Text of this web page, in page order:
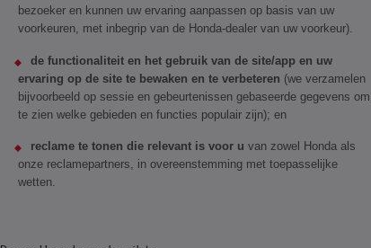
bezoeker en kunnen uw ervaring aanpassen op basis van uw
voorkeuren, met inbegrip van de Honda-dealer van uw voorkeur).
de functionaliteit en het gebruik van de site/app en uw
ervaring op de site te bewaken en te verbeteren (we verzamelen
bijvoorbeeld op sessie en gebeurtenissen gebaseerde gegevens om
te zien welke gebieden en functies populair zijn); en
reclame te tonen die relevant is voor u van zowel Honda als
onze reclamepartners, in overeenstemming met toepasselijke
wetten.